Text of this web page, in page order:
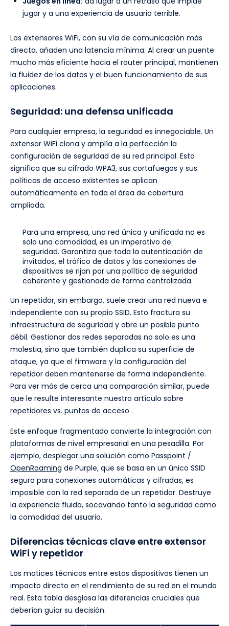
jugar y a una experiencia de usuario terrible.
Los extensores WiFi, con su vía de comunicación más
directa, añaden una latencia mínima. Al crear un puente
mucho más eficiente hacia el router principal, mantienen
la fluidez de los datos y el buen funcionamiento de sus
aplicaciones.
Seguridad: una defensa unificada
Para cualquier empresa, la seguridad es innegociable. Un
extensor WiFi clona y amplía a la perfección la
configuración de seguridad de su red principal. Esto
significa que su cifrado WPA3, sus cortafuegos y sus
políticas de acceso existentes se aplican
automáticamente en toda el área de cobertura
ampliada.
Para una empresa, una red única y unificada no es
solo una comodidad, es un imperativo de
seguridad. Garantiza que toda la autenticación de
invitados, el tráfico de datos y las conexiones de
dispositivos se rijan por una política de seguridad
coherente y gestionada de forma centralizada.
Un repetidor, sin embargo, suele crear una red nueva e
independiente con su propio SSID. Esto fractura su
infraestructura de seguridad y abre un posible punto
débil. Gestionar dos redes separadas no solo es una
molestia, sino que también duplica su superficie de
ataque, ya que el firmware y la configuración del
repetidor deben mantenerse de forma independiente.
Para ver más de cerca una comparación similar, puede
que le resulte interesante nuestro artículo sobre
repetidores vs. puntos de acceso .
Este enfoque fragmentado convierte la integración con
plataformas de nivel empresarial en una pesadilla. Por
ejemplo, desplegar una solución como Passpoint /
OpenRoaming de Purple, que se basa en un único SSID
seguro para conexiones automáticas y cifradas, es
imposible con la red separada de un repetidor. Destruye
la experiencia fluida, socavando tanto la seguridad como
la comodidad del usuario.
Diferencias técnicas clave entre extensor
WiFi y repetidor
Los matices técnicos entre estos dispositivos tienen un
impacto directo en el rendimiento de su red en el mundo
real. Esta tabla desglosa las diferencias cruciales que
deberían guiar su decisión.